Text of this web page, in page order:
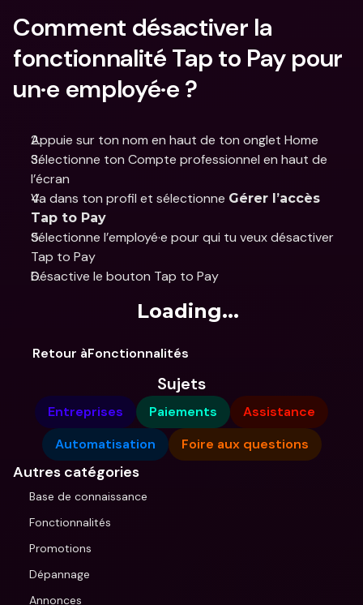
Comment désactiver la
fonctionnalité Tap to Pay pour
un·e employé·e ?
Appuie sur ton nom en haut de ton onglet Home
Sélectionne ton Compte professionnel en haut de
l’écran
Va dans ton profil et sélectionne Gérer l’accès
Tap to Pay
Sélectionne l’employé·e pour qui tu veux désactiver
Tap to Pay
Désactive le bouton Tap to Pay
Loading...
Retour àFonctionnalités
Sujets
Entreprises Paiements
Assistance
Automatisation
Foire aux questions
Autres catégories
Base de connaissance
Fonctionnalités
Promotions
Dépannage
Annonces